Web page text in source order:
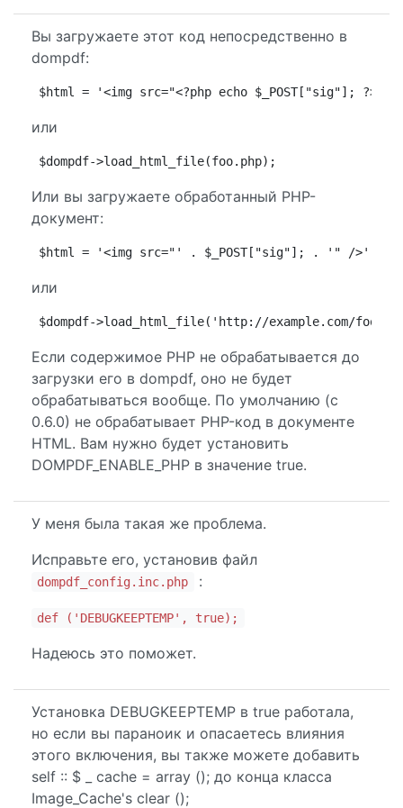
Вы загружаете этот код непосредственно в
dompdf:
$html = '<img src="<?php echo $_POST["sig"]; ?>"
или
$dompdf->load_html_file(foo.php);
Или вы загружаете обработанный PHP-
документ:
$html = '<img src="' . $_POST["sig"]; . '" />';
или
$dompdf->load_html_file('http://example.com/
Если содержимое PHP не обрабатывается до
загрузки его в dompdf, оно не будет
обрабатываться вообще. По умолчанию (с
0.6.0) не обрабатывает PHP-код в документе
HTML. Вам нужно будет установить
DOMPDF_ENABLE_PHP в значение true.
У меня была такая же проблема.
Исправьте его, установив файл
dompdf_config.inc.php :
def ('DEBUGKEEPTEMP', true);
Надеюсь это поможет.
Установка DEBUGKEEPTEMP в true работала,
но если вы параноик и опасаетесь влияния
этого включения, вы также можете добавить
self :: $ _ cache = array (); до конца класса
Image_Cache's clear ();